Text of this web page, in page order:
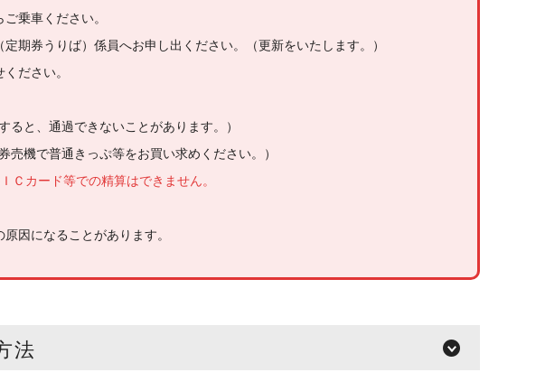
乗車ください。
券うりば）係員へお申し出ください。（更新をいたします。）
ださい。
と、通過できないことがあります。）
機で普通きっぷ等をお買い求めください。）
Ｃカード等での精算はできません。
因になることがあります。
法